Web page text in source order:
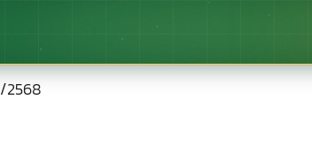
2568